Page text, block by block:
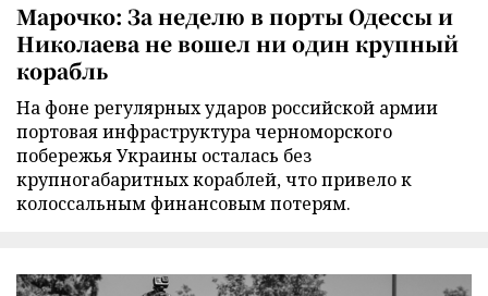
Марочко: За неделю в порты Одессы и
Николаева не вошел ни один крупный
корабль
На фоне регулярных ударов российской армии
портовая инфраструктура черноморского
побережья Украины осталась без
крупногабаритных кораблей, что привело к
колоссальным финансовым потерям.